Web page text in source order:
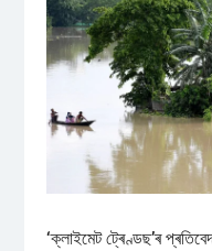
‘ক্লাইমেট ট্ৰেণ্ডছ’ৰ